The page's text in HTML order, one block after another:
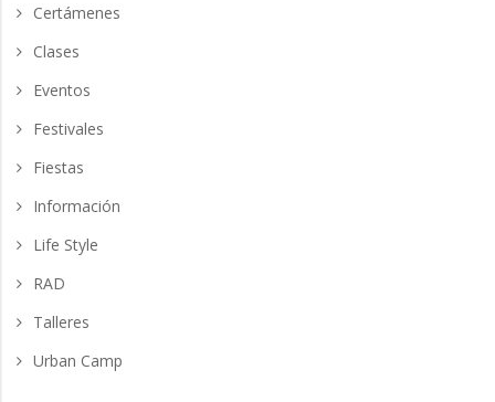
Certámenes
Clases
Eventos
Festivales
Fiestas
Información
Life Style
RAD
Talleres
Urban Camp